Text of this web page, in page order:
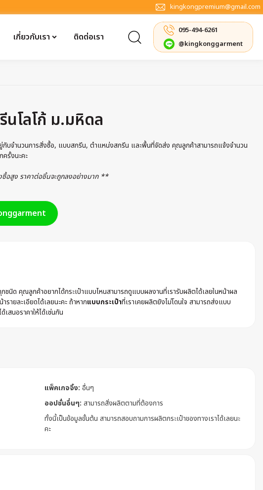
kingkongpremium@gmail.com
เกี่ยวกับเรา ติดต่อเรา
095-494-6261
@kingkonggarment
นโลโก้ ม.มหิดล
ยู่กับจำนวนการสั่งซื้อ, แบบสกรีน, ตำแหน่งสกรีน และพื้นที่จัดส่ง คุณลูกค้าสามารถแจ้งจำนวน
รั้งนะคะ
ซื้อสูง ราคาต่อชิ้นจะถูกลงอย่างมาก **
ชนิด คุณลูกค้าอยากได้กระเป๋าแบบไหนสามารถดูแบบผลงานที่เรารับผลิตได้เลยในหน้าผล
ายละเอียดได้เลยนะคะ ถ้าหากแบบกระเป๋าที่เราเคยผลิตยังไม่โดนใจ สามารถส่งแบบ
เสนอราคาให้ได้เช่นกัน
แพ็คเกจจิ้ง: อื่นๆ
ออปชั่นอื่นๆ: สามารถสั่งผลิตตามที่ต้องการ
ทั้งนี้เป็นข้อมูลขั้นต้น สามารถสอบถามการผลิตกระเป๋าของทางเราได้เลยนะ
คะ